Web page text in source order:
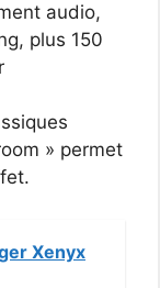
audio,
plus 150
» permet
Xenyx